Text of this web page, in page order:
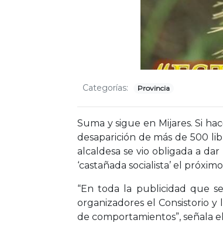
Categorías: Provincia
Suma y sigue en Mijares. Si
desaparición de más de 500
alcaldesa se vio obligada a
‘castañada socialista’ el
“En toda la publicidad que
organizadores el Consistorio
de comportamientos”, señala